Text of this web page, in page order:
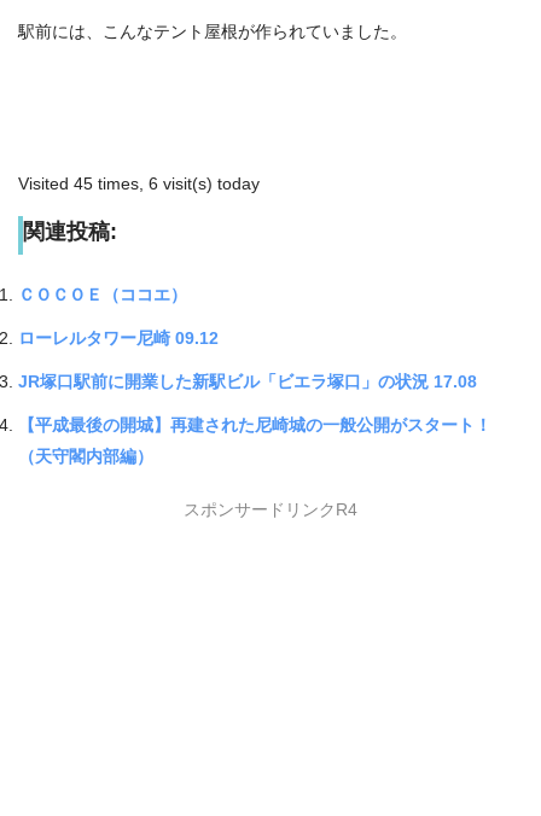
駅前には、こんなテント屋根が作られていました。
Visited 45 times, 6 visit(s) today
関連投稿:
ＣＯＣＯＥ（ココエ）
ローレルタワー尼崎 09.12
JR塚口駅前に開業した新駅ビル「ビエラ塚口」の状況 17.08
【平成最後の開城】再建された尼崎城の一般公開がスタート！
（天守閣内部編）
スポンサードリンクR4